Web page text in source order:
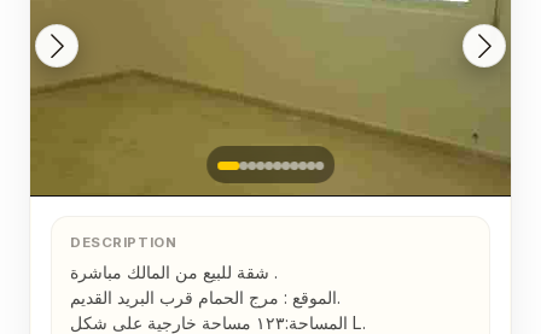
DESCRIPTION
شقة للبيع من المالك مباشرة .
الموقع : مرج الحمام قرب البريد القديم.
المساحة:١٢٣ مساحة خارجية على شكل L.